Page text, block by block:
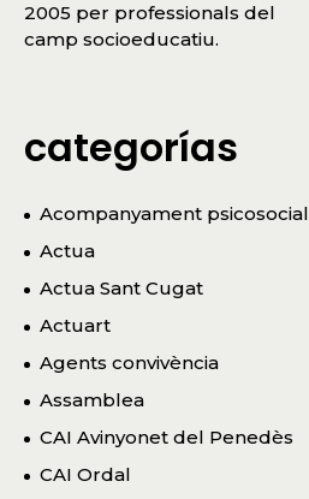
2005 per professionals del
camp socioeducatiu.
categorías
Acompanyament psicosocial
Actua
Actua Sant Cugat
Actuart
Agents convivència
Assamblea
CAI Avinyonet del Penedès
CAI Ordal